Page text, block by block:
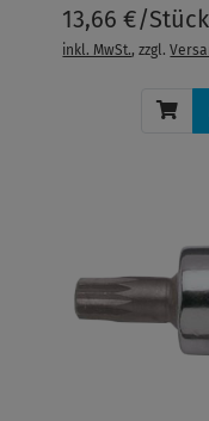
13,66 €/Stück
inkl. MwSt., zzgl.